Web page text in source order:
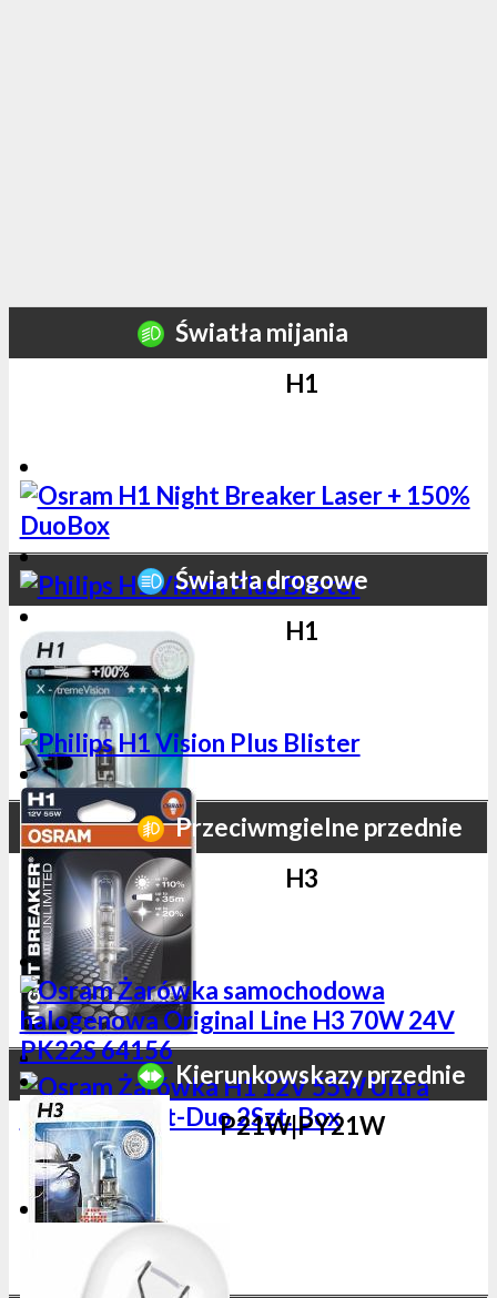
Światła mijania
H1
Światła drogowe
H1
Przeciwmgielne przednie
H3
Kierunkowskazy przednie
P21W|PY21W